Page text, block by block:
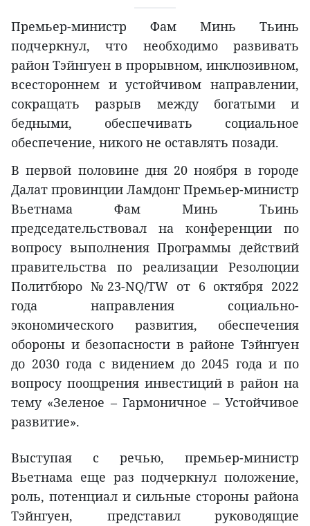
Премьер-министр Фам Минь Тьинь
подчеркнул, что необходимо развивать
район Тэйнгуен в прорывном, инклюзивном,
всестороннем и устойчивом направлении,
сокращать разрыв между богатыми и
бедными, обеспечивать социальное
обеспечение, никого не оставлять позади.
В первой половине дня 20 ноября в городе
Далат провинции Ламдонг Премьер-министр
Вьетнама Фам Минь Тьинь
председательствовал на конференции по
вопросу выполнения Программы действий
правительства по реализации Резолюции
Политбюро №23-NQ/TW от 6 октября 2022
года направления социально-
экономического развития, обеспечения
обороны и безопасности в районе Тэйнгуен
до 2030 года с видением до 2045 года и по
вопросу поощрения инвестиций в район на
тему «Зеленое – Гармоничное – Устойчивое
развитие».
Выступая с речью, премьер-министр
Вьетнама еще раз подчеркнул положение,
роль, потенциал и сильные стороны района
Тэйнгуен, представил руководящие